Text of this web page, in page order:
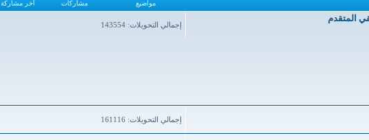
مواضيع مشاركات آخر مشاركة
المتقدم
إجمالي التحويلات: 143554
إجمالي التحويلات: 161116